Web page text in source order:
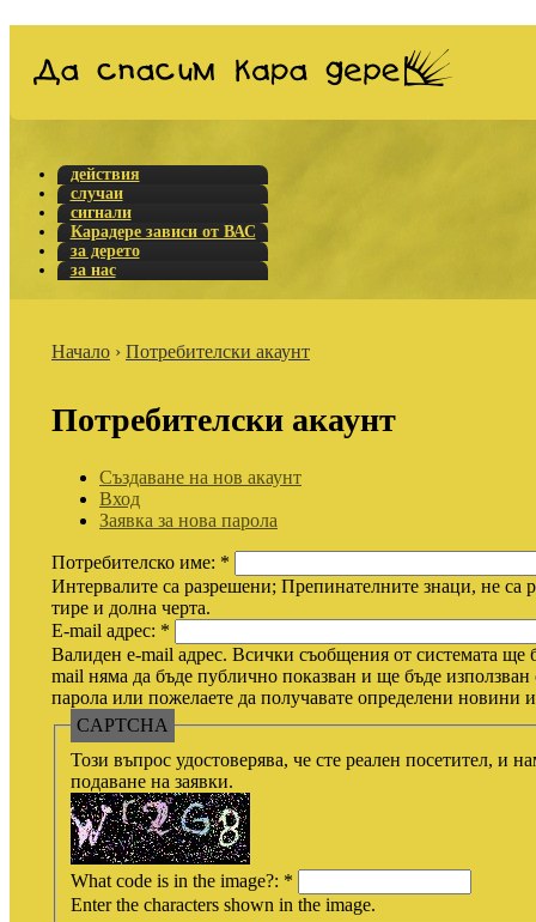
действия
случаи
сигнали
Карадере зависи от ВАС
за дерето
за нас
Начало › Потребителски акаунт
Потребителски акаунт
Създаване на нов акаунт
Вход
Заявка за нова парола
Потребителско име: *
Интервалите са разрешени; Препинателните знаци, не са
тире и долна черта.
E-mail адрес: *
Валиден e-mail адрес. Всички съобщения от системата ще
mail няма да бъде публично показван и ще бъде използван
парола или пожелаете да получавате определени новини
CAPTCHA
Този въпрос удостоверява, че сте реален посетител, и
подаване на заявки.
What code is in the image?: *
Enter the characters shown in the image.